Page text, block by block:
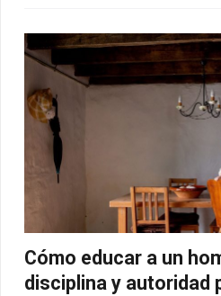
Cómo educar a un
disciplina y autoridad